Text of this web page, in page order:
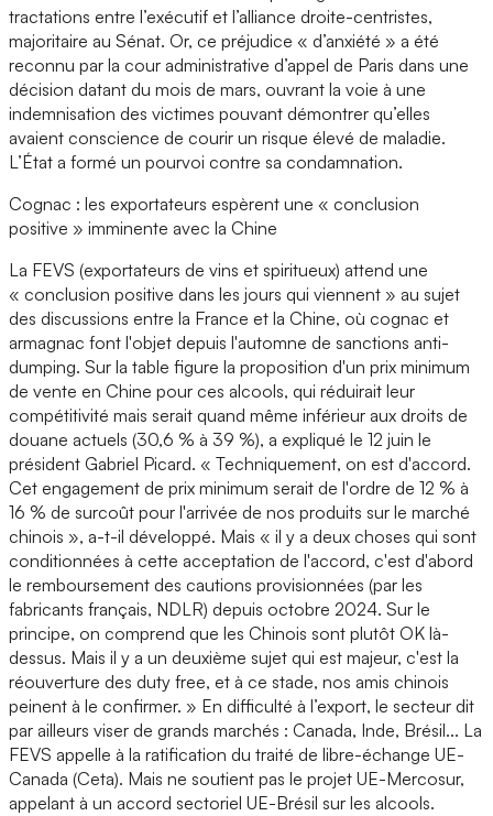
tractations entre l’exécutif et l’alliance droite-centristes,
majoritaire au Sénat. Or, ce préjudice « d’anxiété » a été
reconnu par la cour administrative d’appel de Paris dans une
décision datant du mois de mars, ouvrant la voie à une
indemnisation des victimes pouvant démontrer qu’elles
avaient conscience de courir un risque élevé de maladie.
L’État a formé un pourvoi contre sa condamnation.
Cognac : les exportateurs espèrent une « conclusion
positive » imminente avec la Chine
La FEVS (exportateurs de vins et spiritueux) attend une
« conclusion positive dans les jours qui viennent » au sujet
des discussions entre la France et la Chine, où cognac et
armagnac font l'objet depuis l'automne de sanctions anti-
dumping. Sur la table figure la proposition d'un prix minimum
de vente en Chine pour ces alcools, qui réduirait leur
compétitivité mais serait quand même inférieur aux droits de
douane actuels (30,6 % à 39 %), a expliqué le 12 juin le
président Gabriel Picard. « Techniquement, on est d'accord.
Cet engagement de prix minimum serait de l'ordre de 12 % à
16 % de surcoût pour l'arrivée de nos produits sur le marché
chinois », a-t-il développé. Mais « il y a deux choses qui sont
conditionnées à cette acceptation de l'accord, c'est d'abord
le remboursement des cautions provisionnées (par les
fabricants français, NDLR) depuis octobre 2024. Sur le
principe, on comprend que les Chinois sont plutôt OK là-
dessus. Mais il y a un deuxième sujet qui est majeur, c'est la
réouverture des duty free, et à ce stade, nos amis chinois
peinent à le confirmer. » En difficulté à l’export, le secteur dit
par ailleurs viser de grands marchés : Canada, Inde, Brésil... La
FEVS appelle à la ratification du traité de libre-échange UE-
Canada (Ceta). Mais ne soutient pas le projet UE-Mercosur,
appelant à un accord sectoriel UE-Brésil sur les alcools.